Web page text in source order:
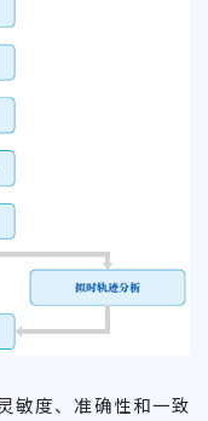
敏度、准确性和一致